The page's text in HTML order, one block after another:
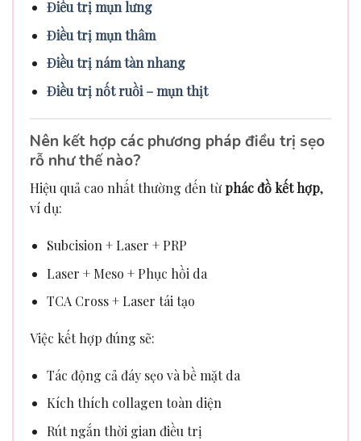
Điều trị mụn lưng
Điều trị mụn thâm
Điều trị nám tàn nhang
Điều trị nốt ruồi – mụn thịt
Nên kết hợp các phương pháp điều trị sẹo
rỗ như thế nào?
Hiệu quả cao nhất thường đến từphác đồ kết hợp,
ví dụ:
Subcision + Laser + PRP
Laser + Meso + Phục hồi da
TCA Cross + Laser tái tạo
Việc kết hợp đúng sẽ:
Tác động cả đáy sẹo và bề mặt da
Kích thích collagen toàn diện
Rút ngắn thời gian điều trị